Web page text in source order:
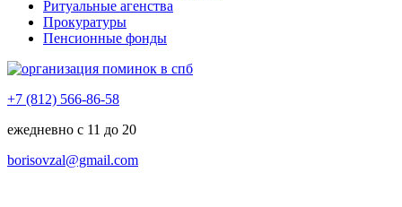
Ритуальные агенства
Прокуратуры
Пенсионные фонды
+7 (812) 566-86-58
ежедневно с 11 до 20
borisovzal@gmail.com